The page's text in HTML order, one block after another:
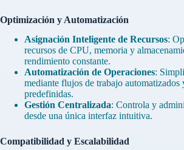
Optimización y Automatización
Asignación Inteligente de Recursos:
recursos de CPU, memoria y
rendimiento constante.
Automatización de Operaciones:
mediante flujos de trabajo automatizados
predefinidas.
Gestión Centralizada: Controla y
desde una única interfaz intuitiva.
Compatibilidad y Escalabilidad